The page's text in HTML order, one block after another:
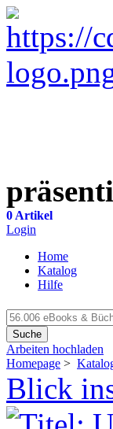
0 Artikel
Login
Home
Katalog
Hilfe
Suche
Arbeiten hochladen
Homepage >
Blick